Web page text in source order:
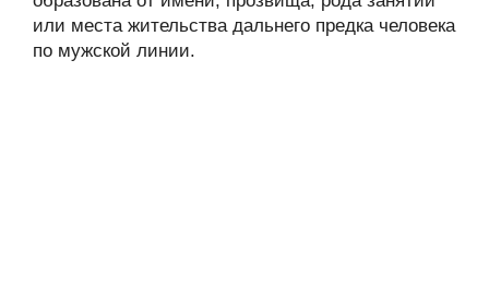
или места жительства дальнего предка человека
по мужской линии.